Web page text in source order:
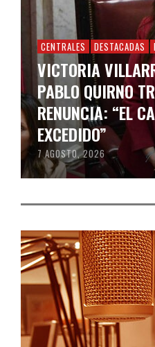
CENTRALES DESTACADAS
VICTORIA
PABLO QUIRNO
RENUNCIA: “EL
EXCEDIDO”
7 AGOSTO, 2026